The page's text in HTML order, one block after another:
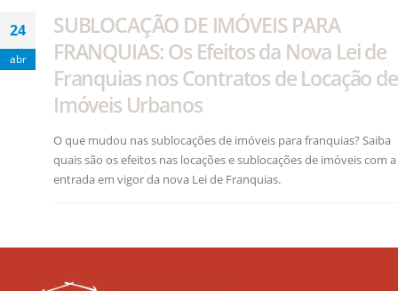
24
abr
SUBLOCAÇÃO DE IMÓVEIS PARA
FRANQUIAS: Os Efeitos da Nova Lei de
Franquias nos Contratos de Locação de
Imóveis Urbanos
O que mudou nas sublocações de imóveis para franquias? Saiba
quais são os efeitos nas locações e sublocações de imóveis com a
entrada em vigor da nova Lei de Franquias.